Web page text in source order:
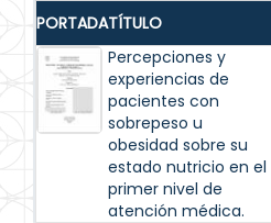
PORTADATÍTULO
Percepciones y
experiencias de
pacientes con
sobrepeso u
obesidad sobre su
estado nutricio en el
primer nivel de
atención médica.